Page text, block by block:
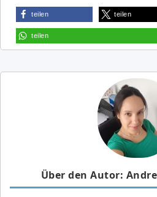
teilen teilen
teilen
Über den Autor: